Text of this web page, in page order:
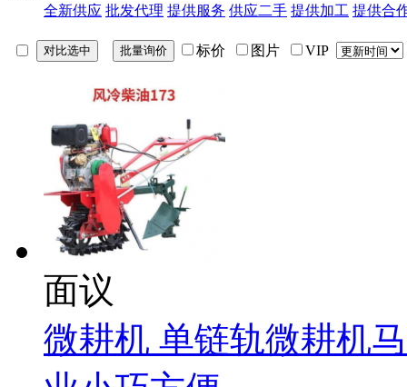
全新供应 批发代理 提供服务 供应二手 提供加工 提供合
标价 图片 VIP
面议
微耕机 单链轨微耕机